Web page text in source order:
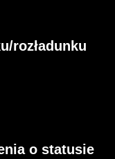
rozładunku
o statusie